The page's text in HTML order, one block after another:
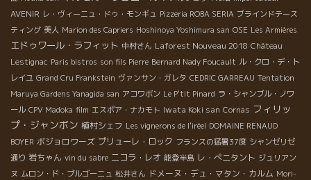
AVENIR レ・ヴィーニュ・ドゥ・モンギュ Pizzeria ROBA SERIA ブラインドテース
ティング 美人 Marion des Capriers Hoshinoya Yoshimura san OSE Les Armières
エドゥワール・ラフィット 中村さん Laforest Nouveau 2018 Château
Lestignac Paris bistros son fils Pierre Bernard Nady Foucault ル・クロ・デ・ト
レイユ Grand Cru Frankstein ヴァンサン・ガレタ CEDRIC GARREAU Tentation
Maruya Gardens Yanagida san アコワボン Le P'tit Pinard ラ・シャンブル・ノワ
ール CPV Madoka film エスポア・ナカモト Iwata Koki san Cornas フィリッ
プ・ジャンボン 植村シェフ Les vignerons de l'iréel DOMAINE RENAUD
BOYER ボジョロワーズ プリューレ・ロック フランスの猛暑37度 シャンゼリゼ
通り 岩ちゃん vin du sabre ニコラ・レオ 能登半島 レ・ぺニタント ジュリアン
ヌ ムロン・ド・ブルゴーニュ 松井さん ドメーヌ・デュ・マタン・カルム Mori-